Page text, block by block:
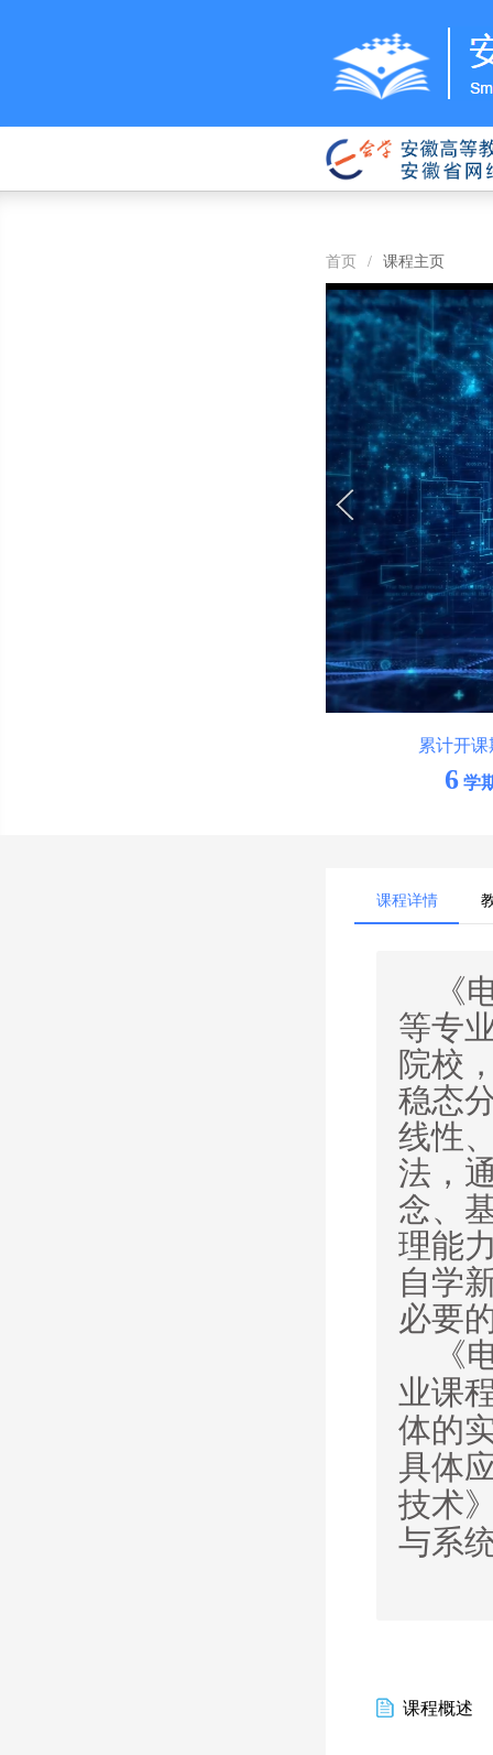
首页 / 课程主页
累计开课
6学
课程详情
《
等专
院校
稳态
线性
法，
念、
理能
自学
必要
《电
业课
体的
具体
技术
与系
课程概述